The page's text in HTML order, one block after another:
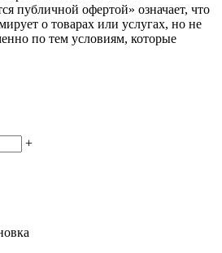
публичной офертой» означает, что
о товарах или услугах, но не
по тем условиям, которые
+